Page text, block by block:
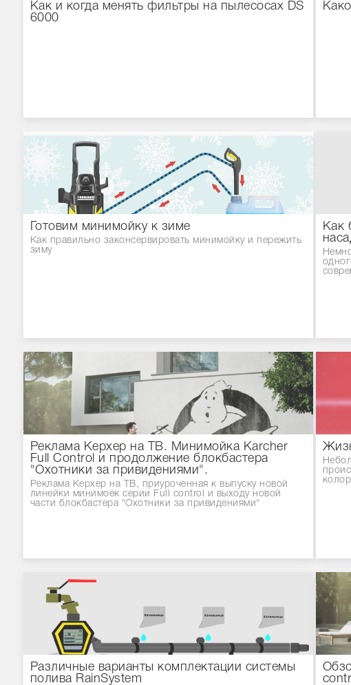
Как и когда менять фильтры на пылесосах DS
6000
Готовим минимойку к зиме
Как правильно законсервировать минимойку и пережить
зиму
Как
Реклама Керхер на ТВ. Минимойка Karcher
Full Control и продолжение блокбастера
"Охотники за привидениями".
Реклама Керхер на ТВ, приуроченная к выпуску новой
линейки минимоек серии Full control и выходу новой
части блокбастера "Охотники за привидениями"
Различные варианты комплектации системы
полива RainSystem